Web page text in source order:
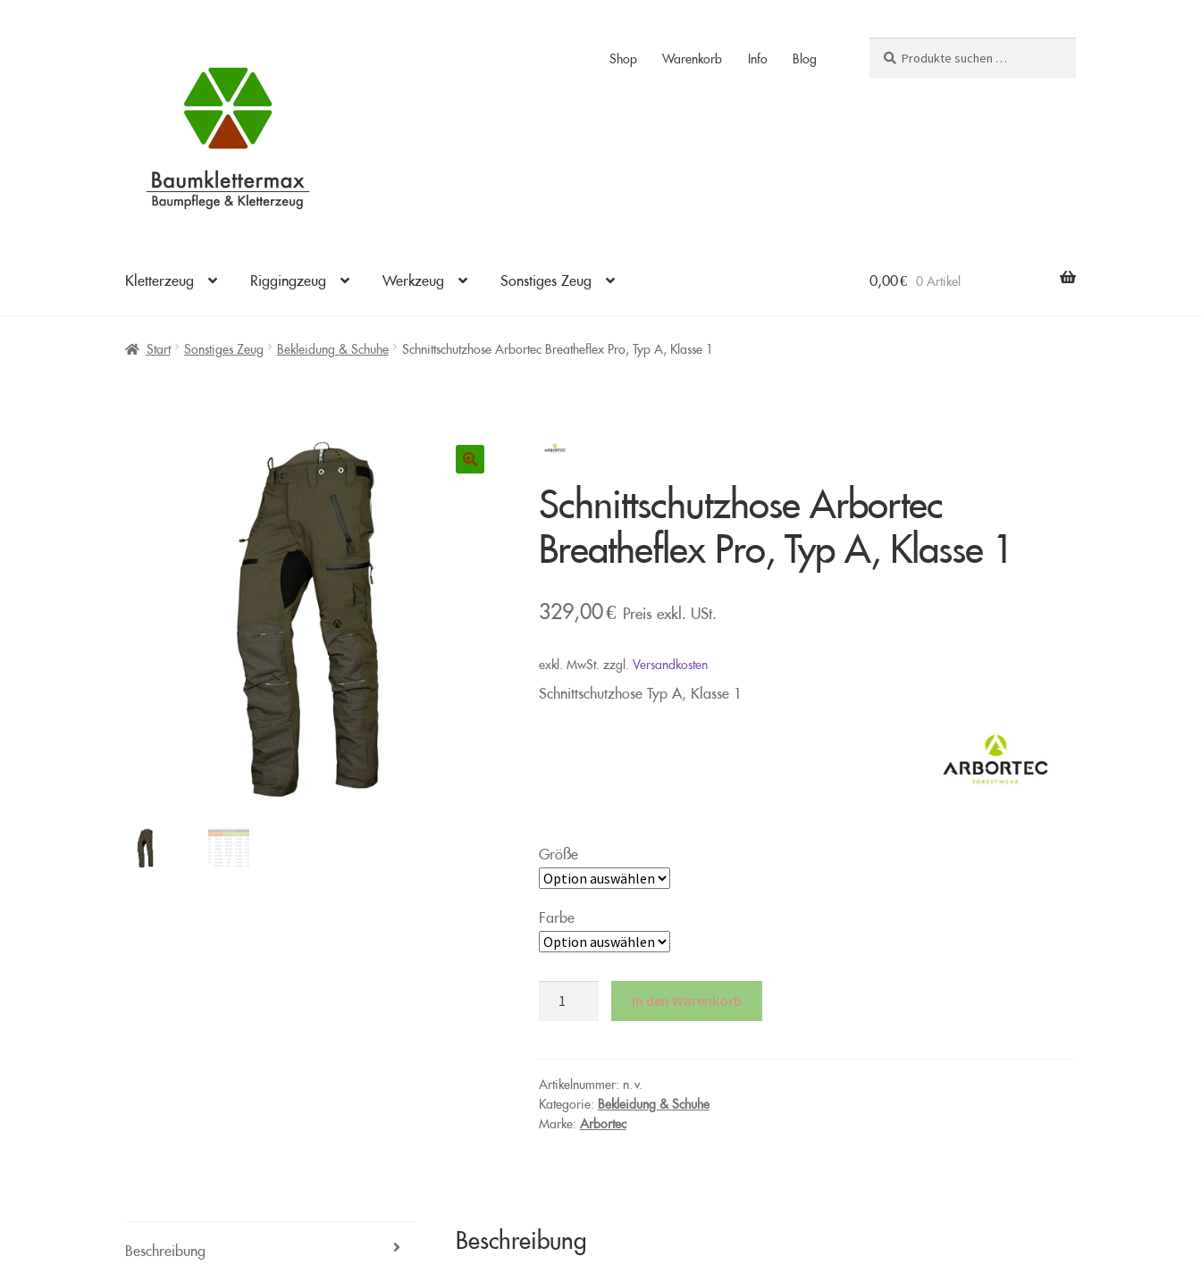
Shop Warenkorb Info Blog Suchen
nach:
Kletterzeug Riggingzeug Werkzeug Sonstiges Zeug 0,00€ 0 Artikel
Start Sonstiges Zeug Bekleidung & Schuhe Schnittschutzhose Arbortec Breatheflex Pro, Typ A, Klasse 1
Schnittschutzhose Arbortec
Breatheflex Pro, Typ A, Klasse 1
329,00€ Preis exkl. USt.
exkl. MwSt.zzgl.Versandkosten
Schnittschutzhose Typ A, Klasse 1
Größe
Farbe
Schnittschutzhose
Arbortec
Typ
A,
Klasse
In den Warenkorb
Artikelnummer:n. v.
Kategorie:Bekleidung & Schuhe
Marke:Arbortec
Beschreibung
Beschreibung